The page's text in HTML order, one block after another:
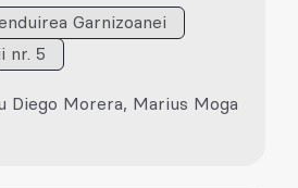
Garnizoanei
nr. 5
Diego Morera, Marius Moga